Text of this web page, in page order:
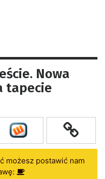
Nowa
tapecie
możesz postawić nam